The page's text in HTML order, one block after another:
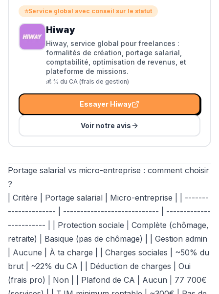
⭐Service global avec conseil sur le statut
Hiway
Hiway, service global pour freelances :
formalités de création, portage salarial,
comptabilité, optimisation de revenus, et
plateforme de missions.
💰 % du CA (frais de gestion)
Essayer Hiway
Voir notre avis
Portage salarial vs micro-entreprise : comment choisir
?
| Critère | Portage salarial | Micro-entreprise | | -------
-------------- | ---------------------------- | -------------
----------- | | Protection sociale | Complète (chômage,
retraite) | Basique (pas de chômage) | | Gestion admin
| Aucune | À ta charge | | Charges sociales | ~50% du
brut | ~22% du CA | | Déduction de charges | Oui
(frais pro) | Non | | Plafond de CA | Aucun | 77 700€